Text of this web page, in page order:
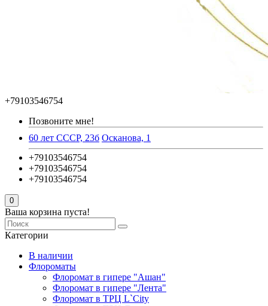
+79103546754
Позвоните мне!
60 лет СССР, 23б Осканова, 1
+79103546754
+79103546754
+79103546754
0
Ваша корзина пуста!
Категории
В наличии
Флороматы
Флоромат в гипере "Ашан"
Флоромат в гипере "Лента"
Флоромат в ТРЦ L`City